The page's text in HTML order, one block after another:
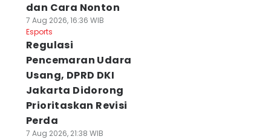
dan Cara Nonton
7 Aug 2026, 16:36 WIB
Esports
Regulasi
Pencemaran Udara
Usang, DPRD DKI
Jakarta Didorong
Prioritaskan Revisi
Perda
7 Aug 2026, 21:38 WIB